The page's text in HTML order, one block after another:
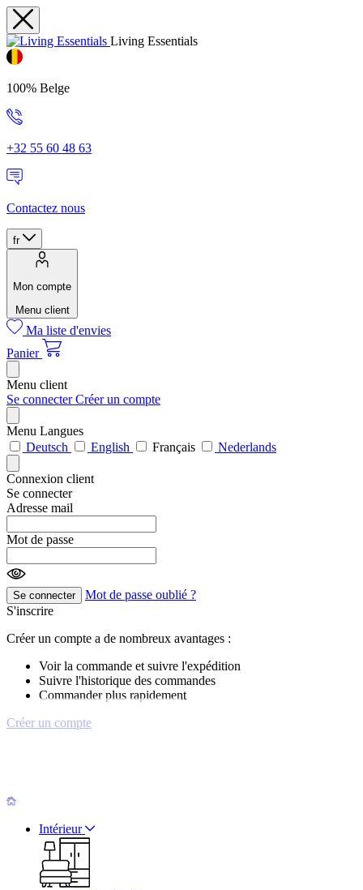
Living Essentials
100% Belge
+32 55 60 48 63
Contactez nous
fr
Mon compte
Menu client
Ma liste d'envies
Panier
Menu client
Se connecterCréer un compte
Menu Langues
Deutsch
English Français Nederlands
Connexion client
Se connecter
Adresse mail
Mot de passe
Se connecter
Mot de passe oublié ?
S'inscrire
Créer un compte a de nombreux avantages :
Voir la commande et suivre l'expédition
Suivre l'historique des commandes
Commander plus rapidement
Créer un compte
Intérieur